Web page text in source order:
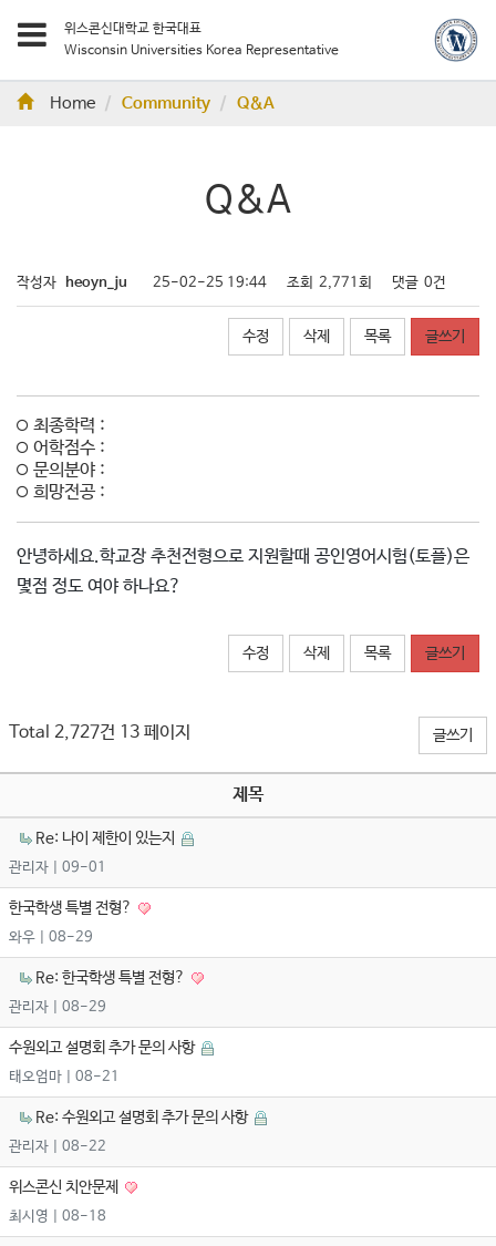
위스콘신대학교 한국대표
Wisconsin Universities Korea Representative
Home Community Q&A
Q&A
작성자 heoyn_ju 25-02-25 19:44 조회 2,771회 댓글 0건
수정 삭제 목록 글쓰기
최종학력 :
어학점수 :
문의분야 :
희망전공 :
안녕하세요.학교장 추천전형으로 지원할때 공인영어시험(토플)은
몇점 정도 여야 하나요?
수정 삭제 목록 글쓰기
Total 2,727건 13 페이지 글쓰기
제목
Re: 나이 제한이 있는지
관리자 | 09-01
한국학생 특별 전형?
와우 | 08-29
Re: 한국학생 특별 전형?
관리자 | 08-29
수원외고 설명회 추가 문의 사항
태오엄마 | 08-21
Re: 수원외고 설명회 추가 문의 사항
관리자 | 08-22
위스콘신 치안문제
최시영 | 08-18